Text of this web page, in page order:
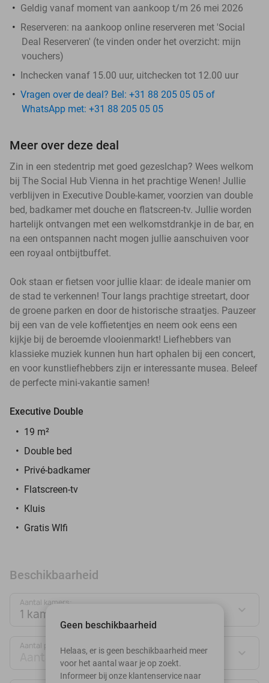
Geldig vanaf moment van aankoop t/m 26 mei 2026
Reserveren: na aankoop online reserveren met 'Social
Deal Reserveren' (te vinden onder het overzicht: mijn
vouchers)
Inchecken vanaf 15.00 uur, uitchecken tot 12.00 uur
Vragen over de deal? Bel: +31 88 205 05 05 of
WhatsApp met: +31 88 205 05 05
Meer over deze deal
Zin in een stedentrip met goed gezeslchap? Wees welkom
bij The Social Hub Vienna in het prachtige Wenen! Jullie
verblijven in Executive Double-kamer, voorzien van double
bed, badkamer met douche en flatscreen-tv. Jullie worden
hartelijk ontvangen met een welkomstdrankje in de bar, en
na een ontspannen nacht mogen jullie aanschuiven voor
een royaal ontbijtbuffet.
Ook staan er fietsen voor jullie klaar: de ideale manier om
de stad te verkennen! Tour langs prachtige streetart, door
de groene parken en door de historische straatjes. Pauzeer
bij een van de vele koffietentjes en neem ook eens een
kijkje bij de beroemde vlooienmarkt! Liefhebbers van
klassieke muziek kunnen hun hart ophalen bij een concert,
en voor kunstliefhebbers zijn er interessante musea. Beleef
de perfecte mini-vakantie samen!
Executive Double
19 m²
Double bed
Privé-badkamer
Flatscreen-tv
Kluis
Gratis WIfi
Beschikbaarheid
Aantal kamers:
1 kamer
Aantal personen:
Aantal personen
Geen beschikbaarheid
Helaas, er is geen beschikbaarheid meer
voor het aantal waar je op zoekt.
Informeer bij onze klantenservice naar